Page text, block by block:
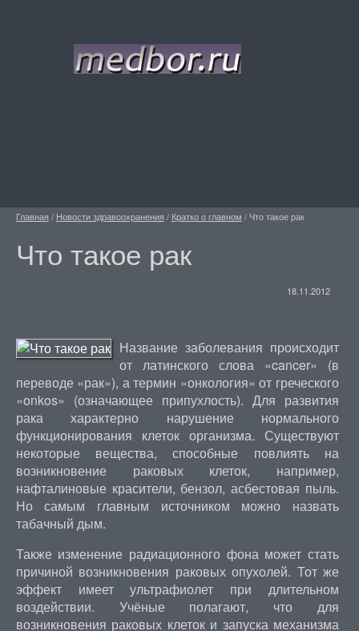
Главная / Новости здравоохранения / Кратко о главном / Что такое рак
Что такое рак
18.11.2012
Название заболевания происходит
от латинского слова «cancer» (в
переводе «рак»), а термин «онкология» от греческого
«onkos» (означающее припухлость). Для развития
рака характерно нарушение нормального
функционирования клеток организма. Существуют
некоторые вещества, способные повлиять на
возникновение раковых клеток, например,
нафталиновые красители, бензол, асбестовая пыль.
Но самым главным источником можно назвать
табачный дым.
Также изменение радиационного фона может стать
причиной возникновения раковых опухолей. Тот же
эффект имеет ультрафиолет при длительном
воздействии. Учёные полагают, что для
возникновения раковых клеток и запуска механизма